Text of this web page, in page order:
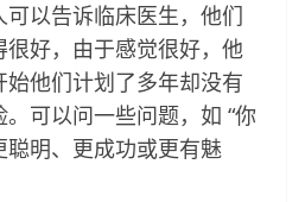
以告诉临床医生，他们
好，由于感觉很好，他
他们计划了多年却没有
可以问一些问题，如 “你
明、更成功或更有魅